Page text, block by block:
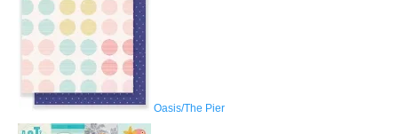
Oasis/The Pier